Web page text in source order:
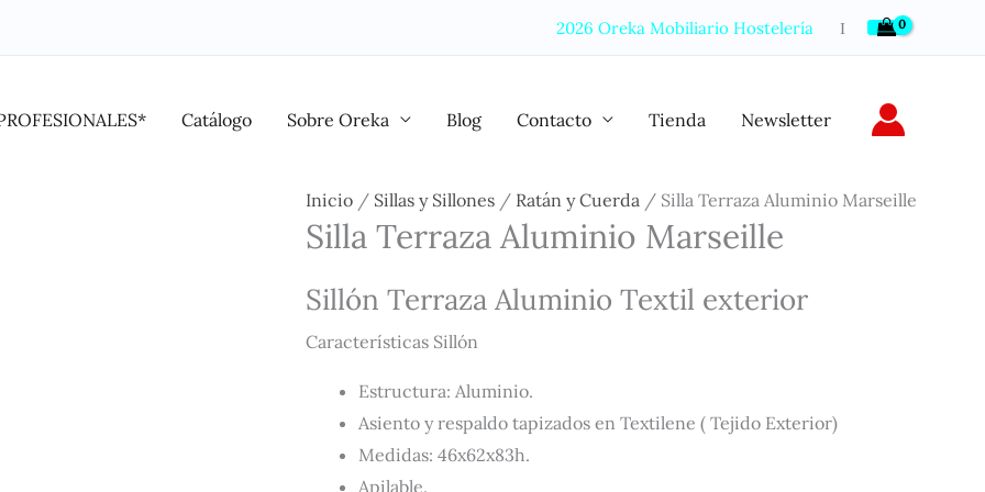
2026 Oreka Mobiliario Hostelería Ι
Catálogo Sobre Oreka Blog Contacto Tienda Newsletter
Inicio/ Sillas y Sillones/ Ratán y Cuerda / Silla Terraza Aluminio Marseille
Silla Terraza Aluminio Marseille
Sillón Terraza Aluminio Textil exterior
Características Sillón
Estructura: Aluminio.
Asiento y respaldo tapizados en Textilene ( Tejido Exterior)
Medidas: 46x62x83h.
Apilable.
Silla
Terraza
Marseille